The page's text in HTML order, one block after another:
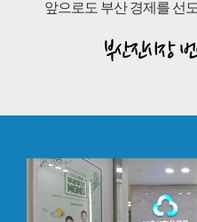
앞으로도 부산 경제를 선